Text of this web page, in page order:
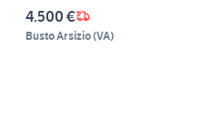
4.500 €
Busto Arsizio(VA)